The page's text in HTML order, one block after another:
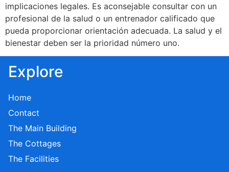
implicaciones legales. Es aconsejable consultar con un
profesional de la salud o un entrenador calificado que
pueda proporcionar orientación adecuada. La salud y el
bienestar deben ser la prioridad número uno.
Explore
Home
Contact
The Main Building
The Cottages
The Facilities